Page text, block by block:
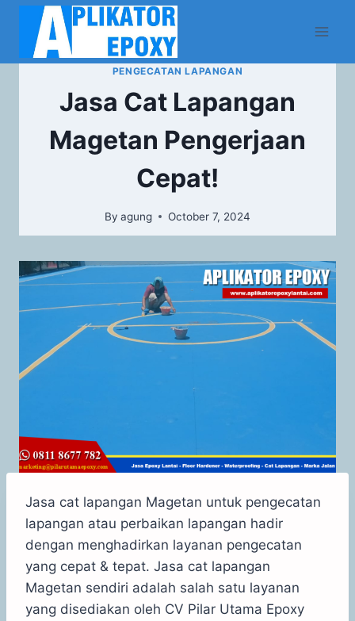
PENGECATAN LAPANGAN
Jasa Cat Lapangan
Magetan Pengerjaan
Cepat!
By agung October 7, 2024
Jasa cat lapangan Magetan untuk pengecatan
lapangan atau perbaikan lapangan hadir
dengan menghadirkan layanan pengecatan
yang cepat & tepat. Jasa cat lapangan
Magetan sendiri adalah salah satu layanan
yang disediakan oleh CV Pilar Utama Epoxy